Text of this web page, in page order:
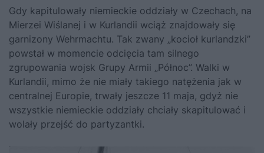
Gdy kapitulowały niemieckie oddziały w Czechach, na
Mierzei Wiślanej i w Kurlandii wciąż znajdowały się
garnizony Wehrmachtu. Tak zwany „kocioł kurlandzki”
powstał w momencie odcięcia tam silnego
zgrupowania wojsk Grupy Armii „Północ”. Walki w
Kurlandii, mimo że nie miały takiego natężenia jak w
centralnej Europie, trwały jeszcze 11 maja, gdyż nie
wszystkie niemieckie oddziały chciały skapitulować i
wolały przejść do partyzantki.